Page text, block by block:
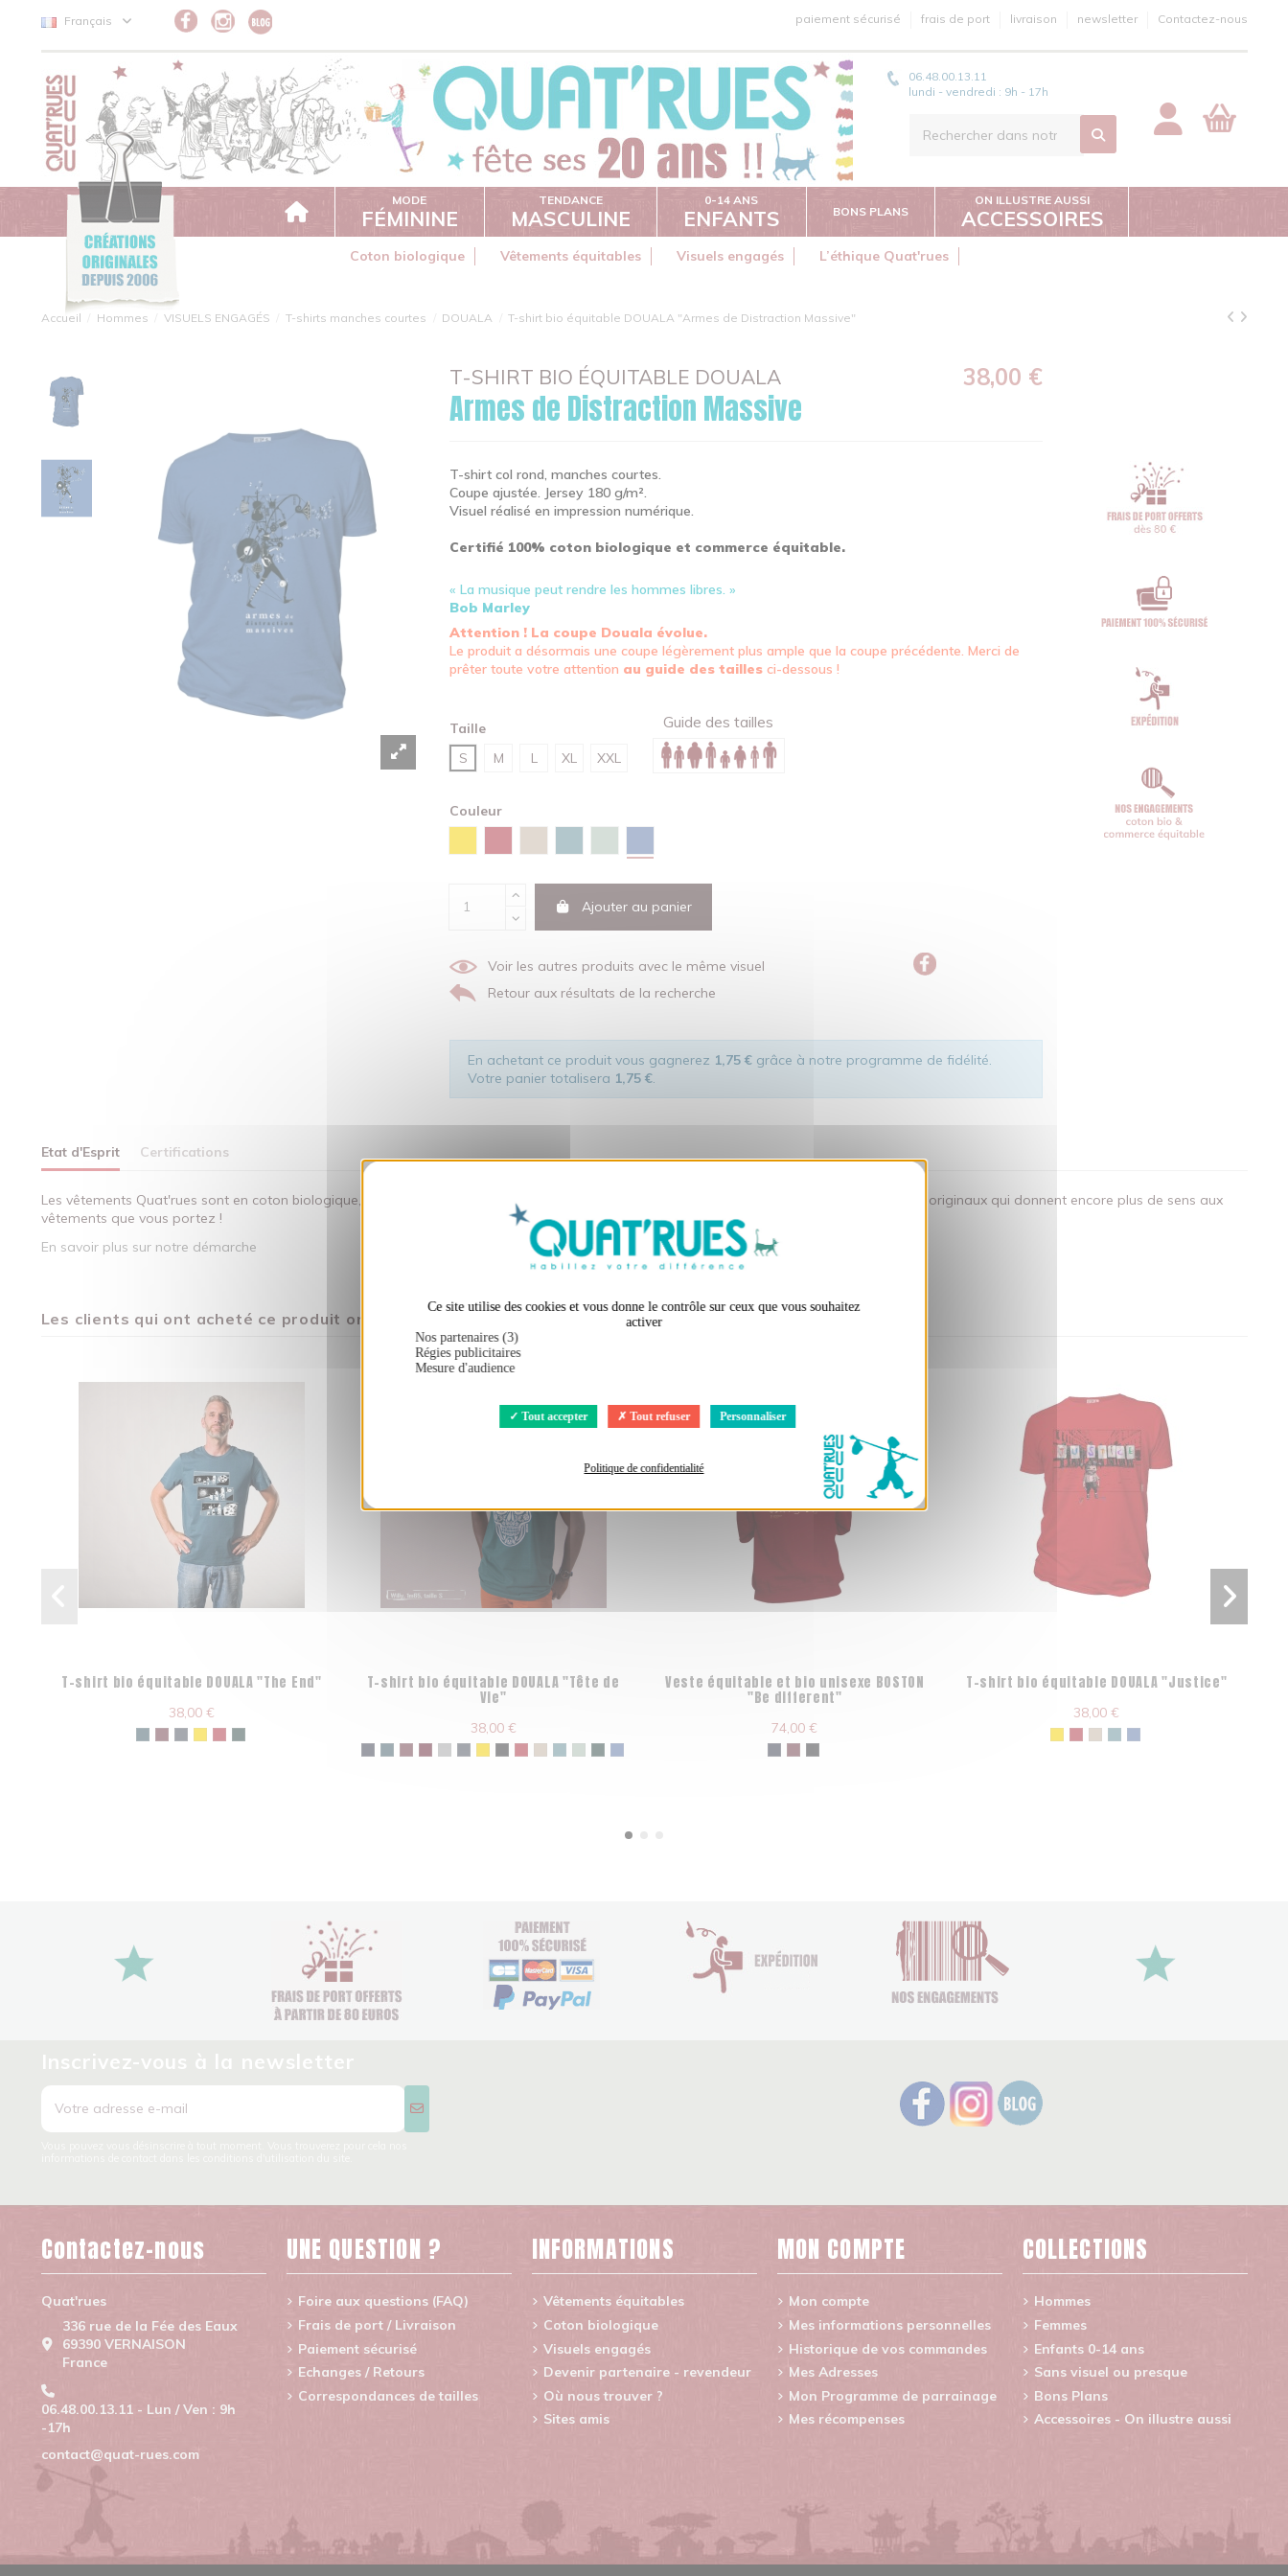
Ce site utilise des cookies et vous donne le contrôle sur ceux que vous souhaitez
activer
Nos partenaires (3)
Régies publicitaires
Mesure d'audience
Tout accepter Tout refuser Personnaliser
Politique de confidentialité
Français paiement sécurisé frais de port livraison newsletter Contactez-nous
06.48.00.13.11
lundi - vendredi : 9h - 17h
MODE
FÉMININE
TENDANCE
MASCULINE
0-14 ANS
ENFANTS BONS PLANS
ON ILLUSTRE AUSSI
ACCESSOIRES
Coton biologique Vêtements équitables Visuels engagés L’éthique Quat'rues
Accueil Hommes VISUELS ENGAGÉS T-shirts manches courtes DOUALA T-shirt bio équitable DOUALA "Armes de Distraction Massive"
T-SHIRT BIO ÉQUITABLE DOUALA 38,00 €
Armes de Distraction Massive
T-shirt col rond, manches courtes.
Coupe ajustée. Jersey 180 g/m².
Visuel réalisé en impression numérique.
Certifié 100% coton biologique et commerce équitable.
« La musique peut rendre les hommes libres. »
Bob Marley
Attention ! La coupe Douala évolue.
Le produit a désormais une coupe légèrement plus ample que la coupe précédente. Merci de
prêter toute votre attention au guide des tailles ci-dessous !
Taille
S
M L XL XXL
Guide des tailles
Couleur
Ajouter au panier
Voir les autres produits avec le même visuel
Retour aux résultats de la recherche
En achetant ce produit vous gagnerez 1,75 €grâce à notre programme de fidélité.
Votre panier totalisera 1,75 €.
Etat d'Esprit Certifications
Les vêtements Quat'rues sont en coton biologique, fabriqués dans le respect de l'homme et de son environnement... sans oublier des visuels originaux qui donnent encore plus de sens aux
vêtements que vous portez !
En savoir plus sur notre démarche
Les clients qui ont acheté ce produit ont également acheté :
T-shirt bio équitable DOUALA "The End"
38,00 €
T-shirt bio équitable DOUALA "Tête de
Vie"
38,00 €
Veste équitable et bio unisexe BOSTON
"Be different"
74,00 €
T-shirt bio équitable DOUALA "Justice"
38,00 €
Contactez-nous
Quat'rues
336 rue de la Fée des Eaux
69390 VERNAISON
France
06.48.00.13.11 - Lun / Ven : 9h
-17h
contact@quat-rues.com
UNE QUESTION ?
Foire aux questions (FAQ)
Frais de port / Livraison
Paiement sécurisé
Echanges / Retours
Correspondances de tailles
INFORMATIONS
Vêtements équitables
Coton biologique
Visuels engagés
Devenir partenaire - revendeur
Où nous trouver ?
Sites amis
MON COMPTE
Mon compte
Mes informations personnelles
Historique de vos commandes
Mes Adresses
Mon Programme de parrainage
Mes récompenses
COLLECTIONS
Hommes
Femmes
Enfants 0-14 ans
Sans visuel ou presque
Bons Plans
Accessoires - On illustre aussi